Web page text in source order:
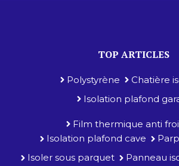
TOP ARTICLES
Polystyrène
Chatière
Isolation plafond
Film thermique anti
Isolation plafond cave
Isoler sous parquet
Panneau